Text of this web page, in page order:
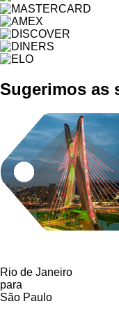
Sugerimos as
Rio de Janeiro
para
São Paulo